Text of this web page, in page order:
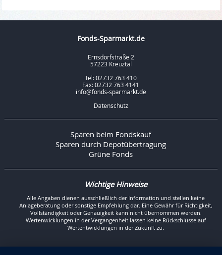
Fonds-Sparmarkt.de
Ernsdorfstraße 2
57223 Kreuztal
Tel: 02732 763 410
Fax: 02732 763 4141
info@fonds-sparmarkt.de
Datenschutz
Sparen beim Fondskauf
Sparen durch Depotübertragung
Grüne Fonds
Wichtige Hinweise
Alle Angaben dienen ausschließlich der Information und stellen keine
Anlageberatung oder sonstige Empfehlung dar. Eine Gewähr für Richtigkeit,
Vollständigkeit oder Genauigkeit kann nicht übernommen werden.
Wertenwicklungen in der Vergangenheit lassen keine Rückschlüsse auf
Wertentwicklungen in der Zukunft zu.